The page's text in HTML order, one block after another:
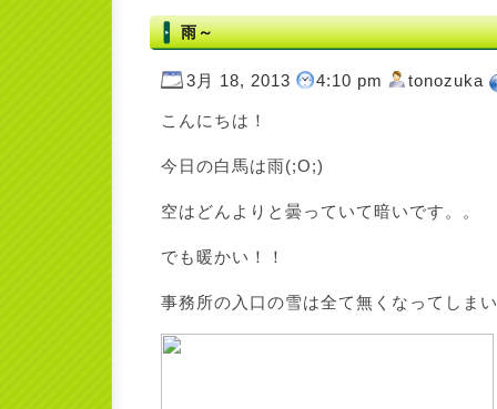
雨～
3月 18, 2013 4:10 pm tonozuka
こんにちは！
今日の白馬は雨(;O;)
空はどんよりと曇っていて暗いです。。
でも暖かい！！
事務所の入口の雪は全て無くなってしま